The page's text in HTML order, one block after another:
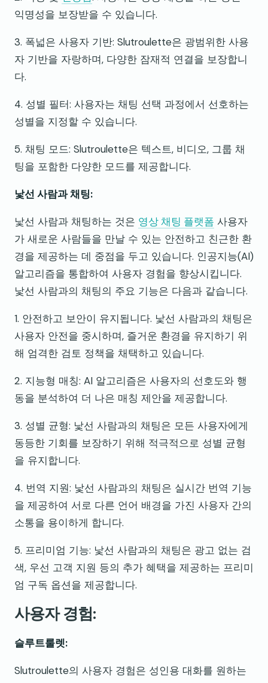
익명성을 보장받을 수 있습니다.
3. 폭넓은 사용자 기반: Slutroulette은 광범위한 사용
자 기반을 자랑하며, 다양한 잠재적 연결을 보장합니
다.
4. 성별 필터: 사용자는 채팅 선택 과정에서 선호하는
성별을 지정할 수 있습니다.
5. 채팅 모드: Slutroulette은 텍스트, 비디오, 그룹 채
팅을 포함한 다양한 모드를 제공합니다.
낯선 사람과 채팅:
낯선 사람과 채팅하는 것은 영상 채팅 플랫폼 사용자
가 새로운 사람들을 만날 수 있는 안전하고 친근한 환
경을 제공하는 데 중점을 두고 있습니다. 인공지능(AI)
알고리즘을 통합하여 사용자 경험을 향상시킵니다.
낯선 사람과의 채팅의 주요 기능은 다음과 같습니다.
1. 안전하고 보안이 유지됩니다. 낯선 사람과의 채팅은
사용자 안전을 중시하며, 즐거운 환경을 유지하기 위
해 엄격한 검토 정책을 채택하고 있습니다.
2. 지능형 매칭: AI 알고리즘은 사용자의 선호도와 행
동을 분석하여 더 나은 매칭 제안을 제공합니다.
3. 성별 균형: 낯선 사람과의 채팅은 모든 사용자에게
동등한 기회를 보장하기 위해 적극적으로 성별 균형
을 유지합니다.
4. 번역 지원: 낯선 사람과의 채팅은 실시간 번역 기능
을 제공하여 서로 다른 언어 배경을 가진 사용자 간의
소통을 용이하게 합니다.
5. 프리미엄 기능: 낯선 사람과의 채팅은 광고 없는 검
색, 우선 고객 지원 등의 추가 혜택을 제공하는 프리미
엄 구독 옵션을 제공합니다.
사용자 경험:
슬루트룰렛:
Slutroulette의 사용자 경험은 성인용 대화를 원하는